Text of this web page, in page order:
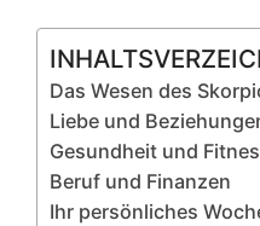
Das Wesen des
Liebe und
Gesundheit und
Beruf und Finanzen
Ihr persönliches